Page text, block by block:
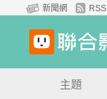
新聞網 RSS
主題